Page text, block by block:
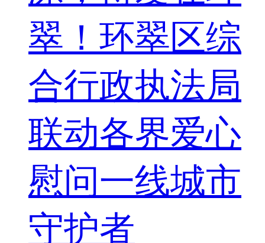
翠！环翠区综
合行政执法局
联动各界爱心
慰问一线城市
守护者